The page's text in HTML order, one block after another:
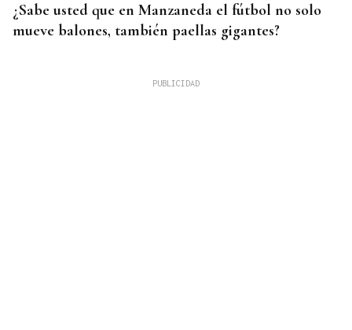
¿Sabe usted que en Manzaneda el fútbol no solo
mueve balones, también paellas gigantes?